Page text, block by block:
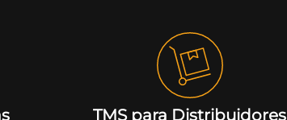
TMS para Distribuidores